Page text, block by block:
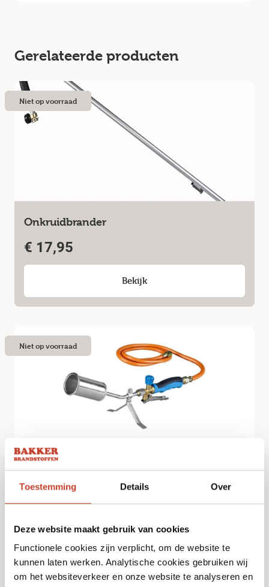
Toestemming Details Over
Deze website maakt gebruik van cookies
Functionele cookies zijn verplicht, om de website te
kunnen laten werken. Analytische cookies gebruiken wij
om het websiteverkeer en onze website te analyseren en
Gerelateerde producten
Onkruidbrander
€ 17,95
Bekijk
Niet op voorraad
€59,95
Bekijk
Niet op voorraad